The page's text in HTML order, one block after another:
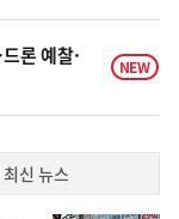
론 예찰·
NEW
최신 뉴스